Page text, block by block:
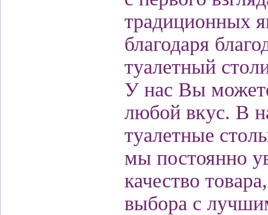
традиционных
благодаря
туалетный
У нас Вы
любой вкус. В
туалетные
мы постоянно
качество
выбора с